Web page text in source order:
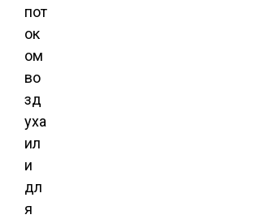
пот
ок
ом
во
зд
уха
ил
и
дл
я